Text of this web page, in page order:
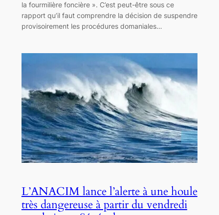
la fourmilière foncière ». C’est peut-être sous ce
rapport qu’il faut comprendre la décision de suspendre
provisoirement les procédures domaniales…
L’ANACIM lance l’alerte à une houle
très dangereuse à partir du vendredi